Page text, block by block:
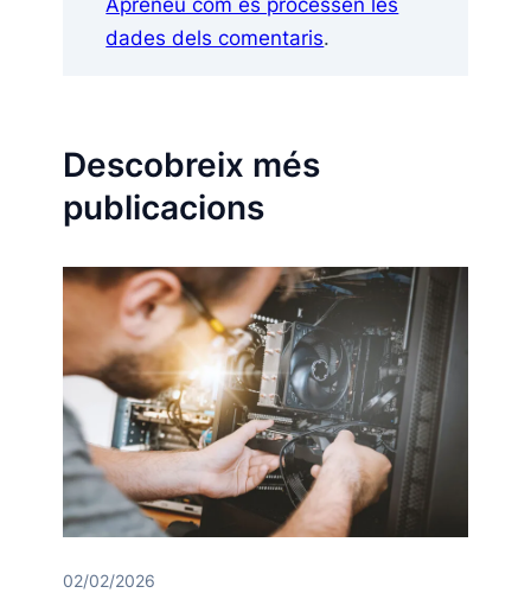
dades dels comentaris.
Descobreix més
publicacions
02/02/2026